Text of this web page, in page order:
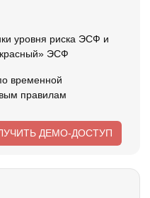
уровня риска ЭСФ и
ЭСФ
временной
правилам
ДЕМО-ДОСТУП